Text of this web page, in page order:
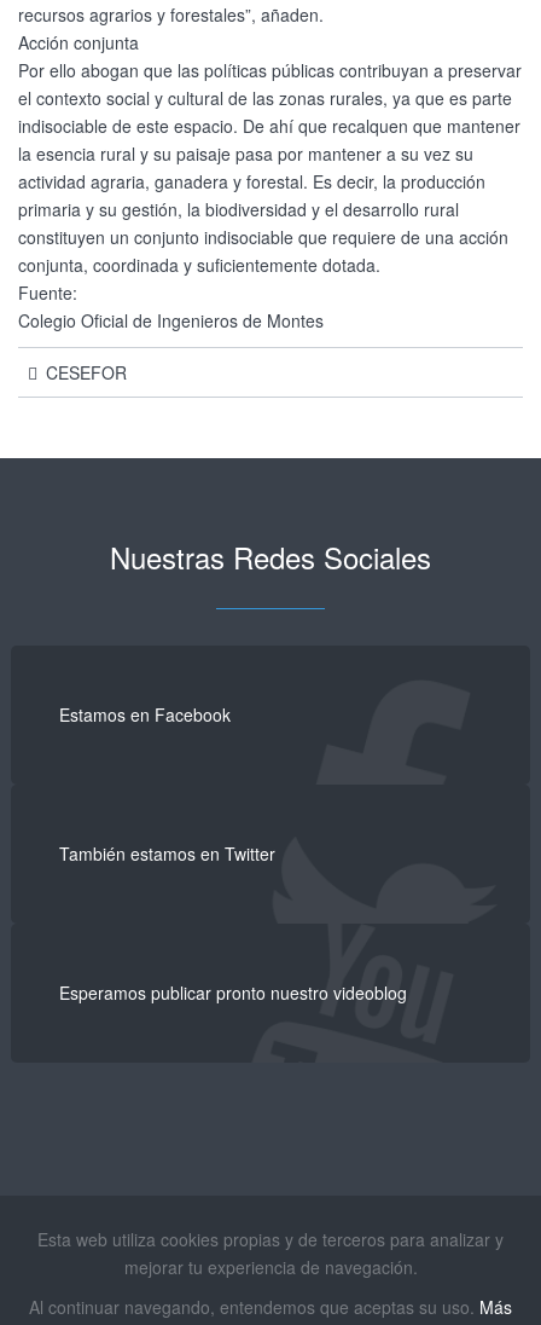
recursos agrarios y forestales”, añaden.
Acción conjunta
Por ello abogan que las políticas públicas contribuyan a preservar
el contexto social y cultural de las zonas rurales, ya que es parte
indisociable de este espacio. De ahí que recalquen que mantener
la esencia rural y su paisaje pasa por mantener a su vez su
actividad agraria, ganadera y forestal. Es decir, la producción
primaria y su gestión, la biodiversidad y el desarrollo rural
constituyen un conjunto indisociable que requiere de una acción
conjunta, coordinada y suficientemente dotada.
Fuente:
Colegio Oficial de Ingenieros de Montes
CESEFOR
Nuestras Redes Sociales
Estamos en Facebook
También estamos en Twitter
Esperamos publicar pronto nuestro videoblog
Esta web utiliza cookies propias y de terceros para analizar y
mejorar tu experiencia de navegación.
Al continuar navegando, entendemos que aceptas su uso. Más